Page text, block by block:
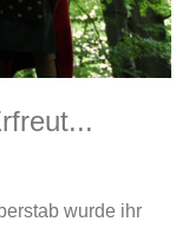
wurde ihr